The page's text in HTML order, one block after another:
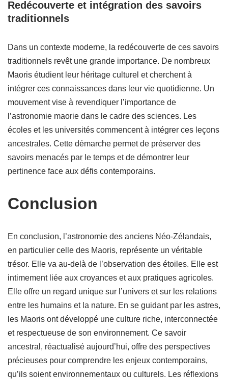
Redécouverte et intégration des savoirs
traditionnels
Dans un contexte moderne, la redécouverte de ces savoirs
traditionnels revêt une grande importance. De nombreux
Maoris étudient leur héritage culturel et cherchent à
intégrer ces connaissances dans leur vie quotidienne. Un
mouvement vise à revendiquer l’importance de
l’astronomie maorie dans le cadre des sciences. Les
écoles et les universités commencent à intégrer ces leçons
ancestrales. Cette démarche permet de préserver des
savoirs menacés par le temps et de démontrer leur
pertinence face aux défis contemporains.
Conclusion
En conclusion, l’astronomie des anciens Néo-Zélandais,
en particulier celle des Maoris, représente un véritable
trésor. Elle va au-delà de l’observation des étoiles. Elle est
intimement liée aux croyances et aux pratiques agricoles.
Elle offre un regard unique sur l’univers et sur les relations
entre les humains et la nature. En se guidant par les astres,
les Maoris ont développé une culture riche, interconnectée
et respectueuse de son environnement. Ce savoir
ancestral, réactualisé aujourd’hui, offre des perspectives
précieuses pour comprendre les enjeux contemporains,
qu’ils soient environnementaux ou culturels. Les réflexions